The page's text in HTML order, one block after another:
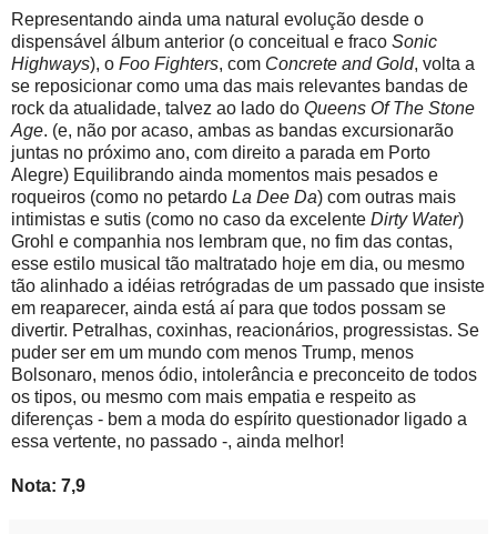
Representando ainda uma natural evolução desde o
dispensável álbum anterior (o conceitual e fraco Sonic
Highways), o Foo Fighters, com Concrete and Gold, volta a
se reposicionar como uma das mais relevantes bandas de
rock da atualidade, talvez ao lado do Queens Of The Stone
Age. (e, não por acaso, ambas as bandas excursionarão
juntas no próximo ano, com direito a parada em Porto
Alegre) Equilibrando ainda momentos mais pesados e
roqueiros (como no petardo La Dee Da) com outras mais
intimistas e sutis (como no caso da excelente Dirty Water)
Grohl e companhia nos lembram que, no fim das contas,
esse estilo musical tão maltratado hoje em dia, ou mesmo
tão alinhado a idéias retrógradas de um passado que insiste
em reaparecer, ainda está aí para que todos possam se
divertir. Petralhas, coxinhas, reacionários, progressistas. Se
puder ser em um mundo com menos Trump, menos
Bolsonaro, menos ódio, intolerância e preconceito de todos
os tipos, ou mesmo com mais empatia e respeito as
diferenças - bem a moda do espírito questionador ligado a
essa vertente, no passado -, ainda melhor!
Nota: 7,9